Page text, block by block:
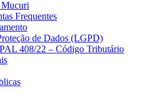
Frequentes
de Dados (LGPD)
408/22 – Código Tributário